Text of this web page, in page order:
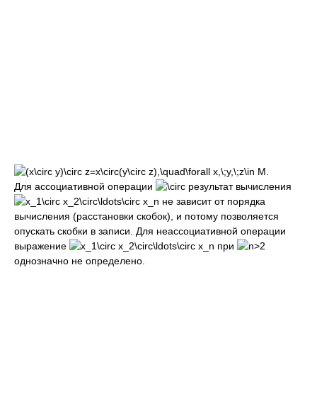
Для ассоциативной операции
результат вычисления
не зависит от порядка
вычисления (расстановки скобок), и потому позволяется
опускать скобки в записи. Для неассоциативной операции
выражение
при
однозначно не определено.